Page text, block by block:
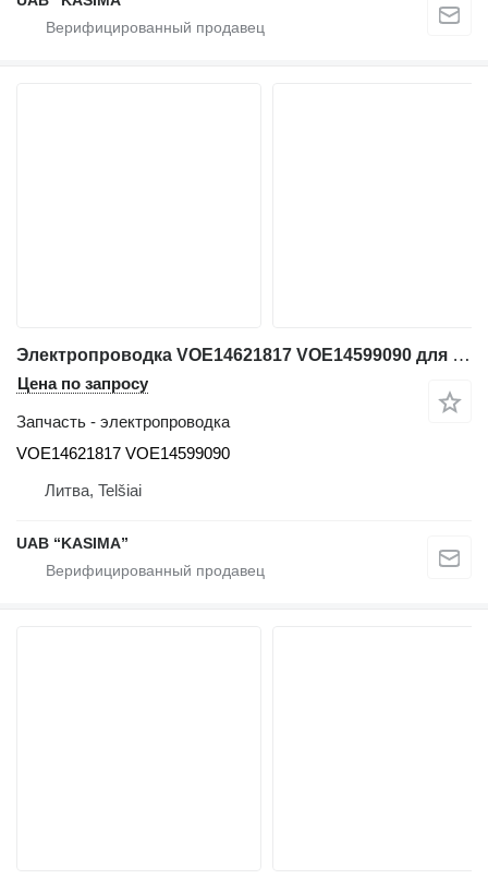
Электропроводка VOE14621817 VOE14599090 для экскаватора Volvo EW230C
Цена по запросу
Запчасть - электропроводка
VOE14621817 VOE14599090
Литва, Telšiai
UAB “KASIMA”